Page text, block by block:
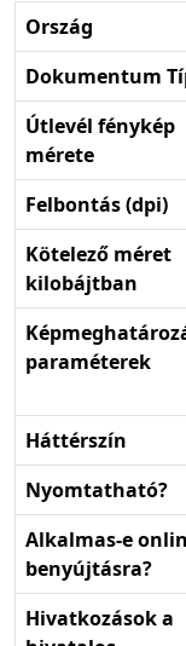
Ország
Dokumentum
Útlevél fénykép
mérete
Felbontás (dpi)
Kötelező méret
kilobájtban
paraméterek
Háttérszín
Nyomtatható?
Alkalmas-e
benyújtásra?
Hivatkozások a